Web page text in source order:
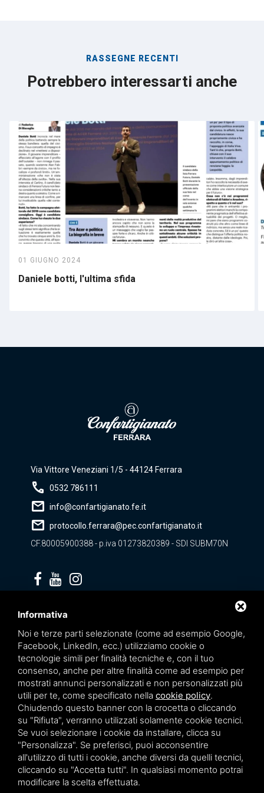
RASSEGNE RECENTI
Potrebbero interessarti anche
01 GIUGNO 2024
Daniele botti, l'ultima sfida
Via Vittore Veneziani 1/5 - 44124 Ferrara
call 0532 786111
mail info@confartigianato.fe.it
mail protocollo.ferrara@pec.confartigianato.it
CF.80005900388 - p.iva 01273820389 - SDI SUBM70N
Questo sito è protetto da Google reCAPTCHA v3,Privacy Policy
Terms of Service
di Google.
Informativa
Noi e terze parti selezionate (come ad esempio Google,
Facebook, LinkedIn, ecc.) utilizziamo cookie o
tecnologie simili per finalità tecniche e, con il tuo
consenso, anche per altre finalità come ad esempio per
mostrati annunci personalizzati e non personalizzati più
utili per te, come specificato nella cookie policy.
Chiudendo questo banner con la crocetta o cliccando
su "Rifiuta", verranno utilizzati solamente cookie tecnici.
Se vuoi selezionare i cookie da installare, clicca su
"Personalizza". Se preferisci, puoi acconsentire
all'utilizzo di tutti i cookie, anche diversi da quelli tecnici,
cliccando su "Accetta tutti". In qualsiasi momento potrai
modificare la scelta effettuata.